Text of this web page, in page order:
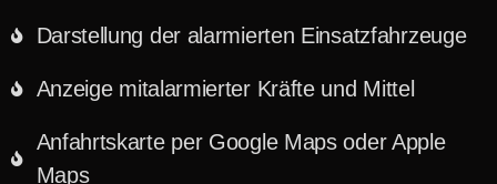
Darstellung der alarmierten Einsatzfahrzeuge
Anzeige mitalarmierter Kräfte und Mittel
Anfahrtskarte per Google Maps oder Apple
Maps